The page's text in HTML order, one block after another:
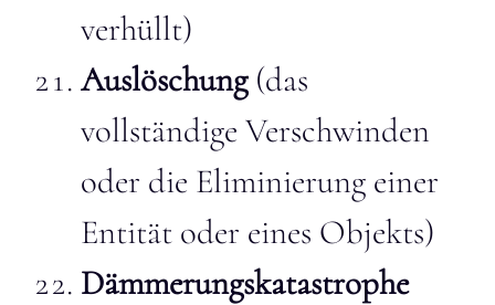
verhüllt)
Auslöschung (das
vollständige Verschwinden
oder die Eliminierung einer
Entität oder eines Objekts)
Dämmerungskatastrophe